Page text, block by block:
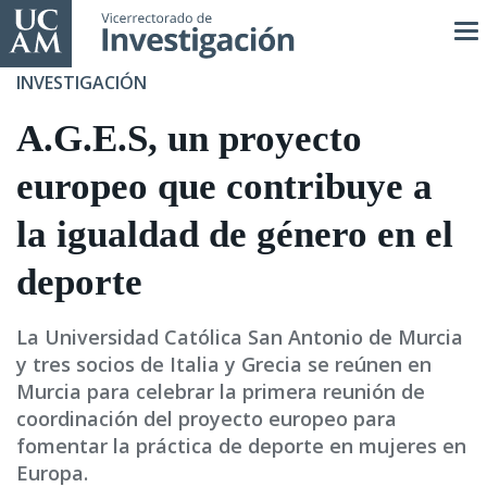
Pasar
al
contenido
INVESTIGACIÓN
A.G.E.S, un proyecto
europeo que contribuye a
la igualdad de género en el
deporte
La Universidad Católica San Antonio de Murcia
y tres socios de Italia y Grecia se reúnen en
Murcia para celebrar la primera reunión de
coordinación del proyecto europeo para
fomentar la práctica de deporte en mujeres en
Europa.